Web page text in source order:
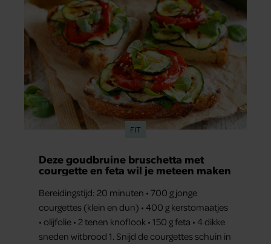
FIT
Deze goudbruine bruschetta met
courgette en feta wil je meteen maken
Bereidingstijd: 20 minuten • 700 g jonge
courgettes (klein en dun) • 400 g kerstomaatjes
• olijfolie • 2 tenen knoflook • 150 g feta • 4 dikke
sneden witbrood 1. Snijd de courgettes schuin in